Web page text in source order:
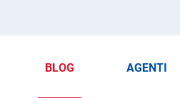
BLOG AGENTI